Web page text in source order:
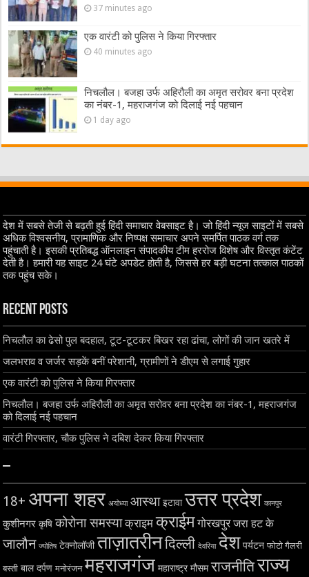
37 minutes ago
एक वारंटी को पुलिस ने किया गिरफ्तार
40 minutes ago
निचलौल। बजहा उर्फ अहिरौली का अमृत सरोवर बना प्रदेश
का नंबर-1, महराजगंज को दिलाई नई पहचान
1 day ago
देश में सबसे तेजी से बढ़ती हुई हिंदी समाचार वेबसाइट है। जो हिंदी न्यूज साइटों में सबसे
अधिक विश्वसनीय, प्रामाणिक और निष्पक्ष समाचार अपने समर्पित पाठक वर्ग तक
पहुंचाती है। इसकी प्रतिबद्ध ऑनलाइन संपादकीय टीम हररोज विशेष और विस्तृत कंटेंट
देती है। हमारी यह साइट 24 घंटे अपडेट होती है, जिससे हर बड़ी घटना तत्काल पाठकों
तक पहुंच सके।
Recent Posts
निचलौल का ढेसो पुल बदहाल, टूट-टूटकर बिखर रहा ढांचा, लोगों की जान खतरे में
जलभराव व जर्जर सड़कें बनीं परेशानी, ग्रामीणों ने डीएम से लगाई गुहार
एक वारंटी को पुलिस ने किया गिरफ्तार
निचलौल। बजहा उर्फ अहिरौली का अमृत सरोवर बना प्रदेश का नंबर-1, महराजगंज
को दिलाई नई पहचान
वारंटी गिरफ्तार, चौक पुलिस ने दबिश देकर किया गिरफ्तार
–
18+ अपना शहर अयोध्या आस्था इटावा उत्तर प्रदेश कानपुर
कुशीनगर कृषि कोरोना समस्या क्राइम क्राईम गोरखपुर जरा हट के
जालौन ज्योतिष टेक्नोलॉजी ताज़ातरीनदिल्ली देवरिया देश पर्यटन फोटो गैलरी
बस्ती बाल दर्पण मनोरंजन महराजगंज महाराष्ट्र मौसम राजनीतिराज्य